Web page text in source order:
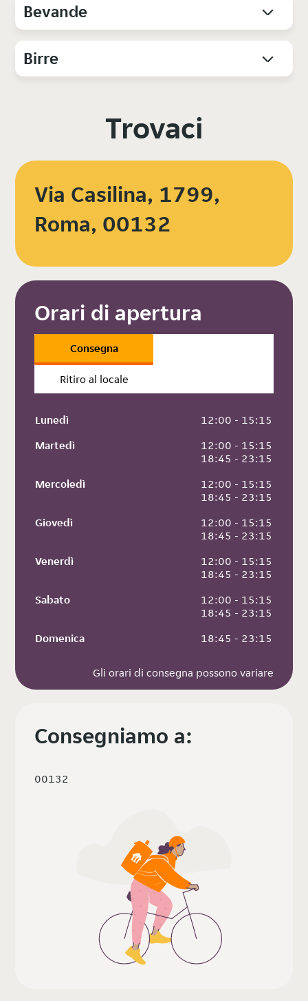
Bevande
Birre
Trovaci
Via Casilina, 1799,
Roma, 00132
Orari di apertura
Consegna
Ritiro al locale
Lunedì
12:00 - 15:15
Martedì
12:00 - 15:15
18:45 - 23:15
Mercoledì
12:00 - 15:15
18:45 - 23:15
Giovedì
12:00 - 15:15
18:45 - 23:15
Venerdì
12:00 - 15:15
18:45 - 23:15
Sabato
12:00 - 15:15
18:45 - 23:15
Domenica
18:45 - 23:15
Gli orari di consegna possono variare
Consegniamo a:
00132